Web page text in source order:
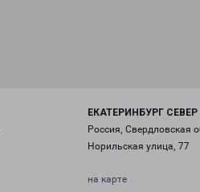
ЕКАТЕРИНБУРГ СЕВЕР
Россия, Свердловская
Норильская улица, 77
на карте